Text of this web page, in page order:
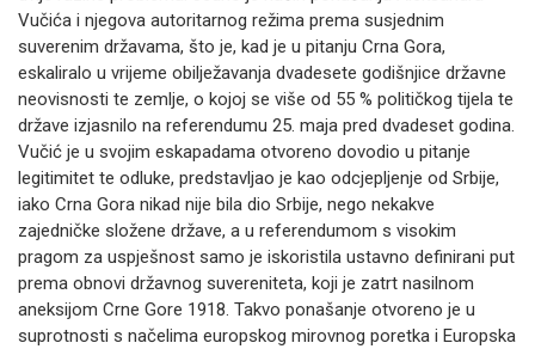
Vučića i njegova autoritarnog režima prema susjednim
suverenim državama, što je, kad je u pitanju Crna Gora,
eskaliralo u vrijeme obilježavanja dvadesete godišnjice državne
neovisnosti te zemlje, o kojoj se više od 55 % političkog tijela te
države izjasnilo na referendumu 25. maja pred dvadeset godina.
Vučić je u svojim eskapadama otvoreno dovodio u pitanje
legitimitet te odluke, predstavljao je kao odcjepljenje od Srbije,
iako Crna Gora nikad nije bila dio Srbije, nego nekakve
zajedničke složene države, a u referendumom s visokim
pragom za uspješnost samo je iskoristila ustavno definirani put
prema obnovi državnog suvereniteta, koji je zatrt nasilnom
aneksijom Crne Gore 1918. Takvo ponašanje otvoreno je u
suprotnosti s načelima europskog mirovnog poretka i Europska